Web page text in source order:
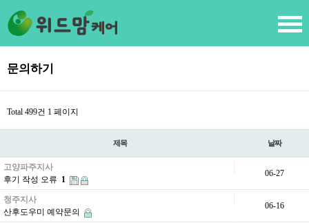
문의하기
Total 499건 1 페이지
제목 날짜
고양파주지사
후기 작성 오류 1
06-27
청주지사
산후도우미 예약문의
06-16